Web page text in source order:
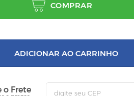
COMPRAR
ADICIONAR AO CARRINHO
o Frete